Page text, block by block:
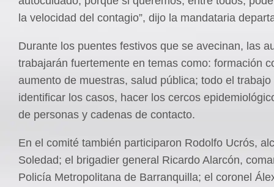
la velocidad del contagio”, dijo la mandataria
Durante los puentes festivos que se avecinan, las
trabajarán fuertemente en temas como: formación
aumento de muestras, salud pública; todo el
identificar los casos, hacer los cercos
de personas y cadenas de contacto.
En el comité también participaron Rodolfo Ucrós,
Soledad; el brigadier general Ricardo Alarcón,
Policía Metropolitana de Barranquilla; el coronel